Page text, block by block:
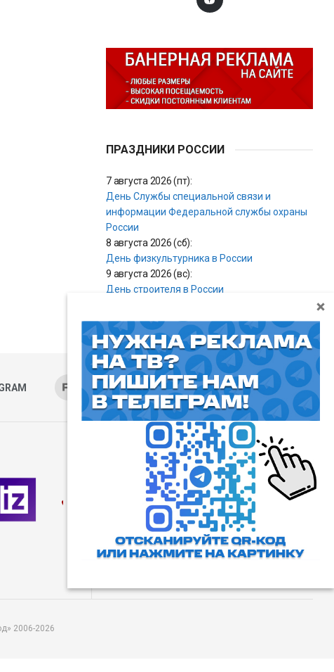
ПРАЗДНИКИ РОССИИ
7 августа 2026 (пт):
День Службы специальной связи и
информации Федеральной службы охраны
России
8 августа 2026 (сб):
День физкультурника в России
9 августа 2026 (вс):
День строителя в России
RUTUBE ОК ДЗЕН
Пользовательское соглашение
Все права защищены. Любое
использование материалов
допускается только с согласия
редакции, а также с ссылкой на
сайт.
2006-2026